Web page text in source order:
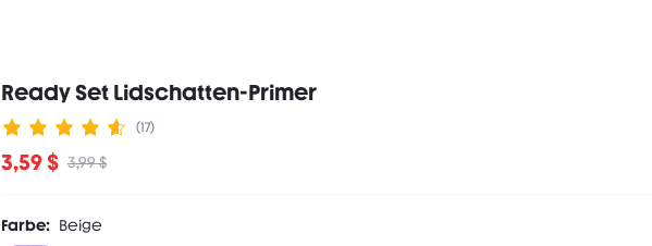
Ready Set Lidschatten-Primer
(17)
3,59 $ 3,99 $
Farbe: Beige